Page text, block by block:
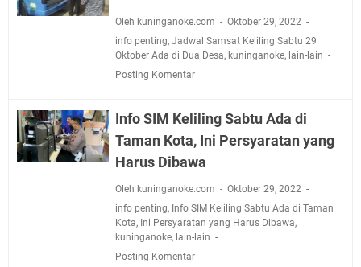
Oleh kuninganoke.com
Oktober 29, 2022
info penting, Jadwal Samsat Keliling Sabtu 29
Oktober Ada di Dua Desa, kuninganoke, lain-lain
Posting Komentar
Info SIM Keliling Sabtu Ada di
Taman Kota, Ini Persyaratan yang
Harus Dibawa
Oleh kuninganoke.com
Oktober 29, 2022
info penting, Info SIM Keliling Sabtu Ada di Taman
Kota, Ini Persyaratan yang Harus Dibawa,
kuninganoke, lain-lain
Posting Komentar